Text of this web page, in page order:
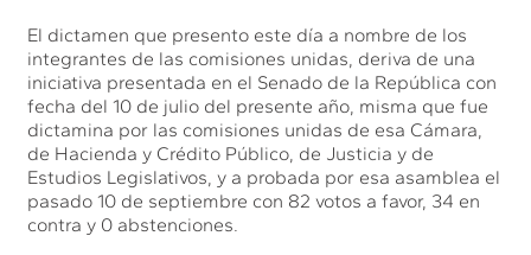
El dictamen que presento este día a nombre de los
integrantes de las comisiones unidas, deriva de una
iniciativa presentada en el Senado de la República con
fecha del 10 de julio del presente año, misma que fue
dictamina por las comisiones unidas de esa Cámara,
de Hacienda y Crédito Público, de Justicia y de
Estudios Legislativos, y a probada por esa asamblea el
pasado 10 de septiembre con 82 votos a favor, 34 en
contra y 0 abstenciones.